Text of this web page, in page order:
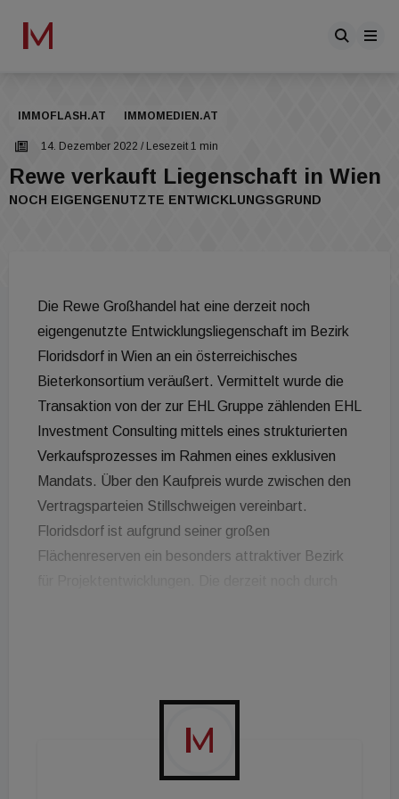
IMMOFLASH.AT IMMOMEDIEN.AT
14. Dezember 2022 / Lesezeit 1 min
Rewe verkauft Liegenschaft in Wien
NOCH EIGENGENUTZTE ENTWICKLUNGSGRUND
Die Rewe Großhandel hat eine derzeit noch
eigengenutzte Entwicklungsliegenschaft im Bezirk
Floridsdorf in Wien an ein österreichisches
Bieterkonsortium veräußert. Vermittelt wurde die
Transaktion von der zur EHL Gruppe zählenden EHL
Investment Consulting mittels eines strukturierten
Verkaufsprozesses im Rahmen eines exklusiven
Mandats. Über den Kaufpreis wurde zwischen den
Vertragsparteien Stillschweigen vereinbart.
Floridsdorf ist aufgrund seiner großen
Flächenreserven ein besonders attraktiver Bezirk
Entwicklung von leistbarem Wohnraum. Dieter
Wasserburger, Leiter Immobilen/Expansion Rewe
Österreich sagt: "Es freut uns außerordentlich,
dass wir durch den von EHL professionell